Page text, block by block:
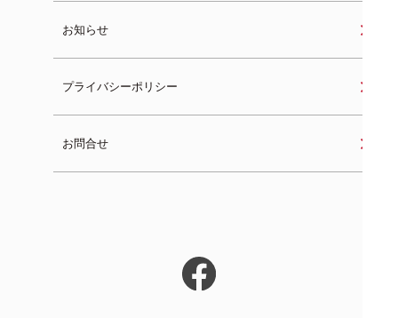
お知らせ
プライバシーポリシー
お問合せ